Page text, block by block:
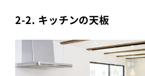
2-2. キッチンの天板